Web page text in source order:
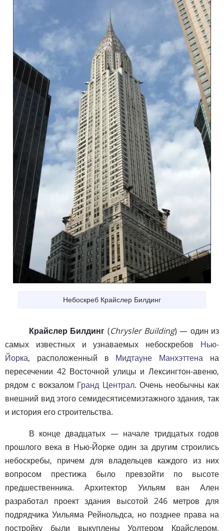
Небоскреб Крайслер Билдинг
Крайслер Билдинг (Chrysler Building) — один из
самых известных и узнаваемых небоскребов Нью-
Йорка, расположенный в Мидтауне Манхэттена на
пересечении 42 Восточной улицы и Лексингтон-авеню,
рядом с вокзалом Гранд Централ. Очень необычны как
внешний вид этого семидесятисемиэтажного здания, так
и история его строительства.
В конце двадцатых — начале тридцатых годов
прошлого века в Нью-Йорке один за другим строились
небоскребы, причем для владельцев каждого из них
вопросом престижа было превзойти по высоте
предшественника. Архитектор Уильям ван Ален
разработал проект здания высотой 246 метров для
подрядчика Уильяма Рейнольдса, но позднее права на
постройку были выкуплены Уолтером Крайслером,